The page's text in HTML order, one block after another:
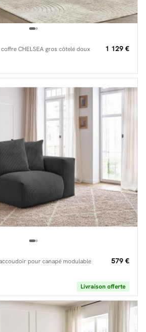
CHELSEA gros côtelé doux 1 129 €
pour canapé modulable
579 €
Livraison offerte